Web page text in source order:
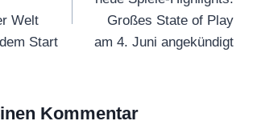
Welt
Start
Großes State of Play
am 4. Juni angekündigt
Kommentar